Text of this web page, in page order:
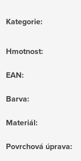
Kategorie:
Hmotnost:
EAN:
Barva:
Materiál:
Povrchová úprava: